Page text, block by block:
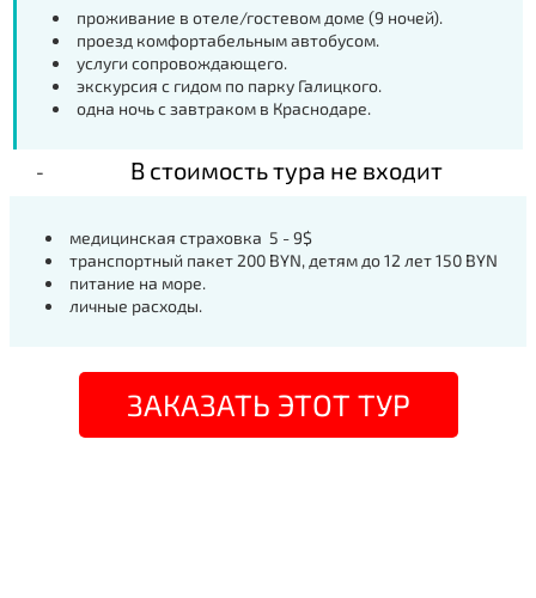
проживание в отеле/гостевом доме (9 ночей).
проезд комфортабельным автобусом.
услуги сопровождающего.
экскурсия с гидом по парку Галицкого.
одна ночь с завтраком в Краснодаре.
В стоимость тура не входит
медицинская страховка 5 - 9$
транспортный пакет 200 BYN, детям до 12 лет 150 BYN
питание на море.
личные расходы.
ЗАКАЗАТЬ ЭТОТ ТУР